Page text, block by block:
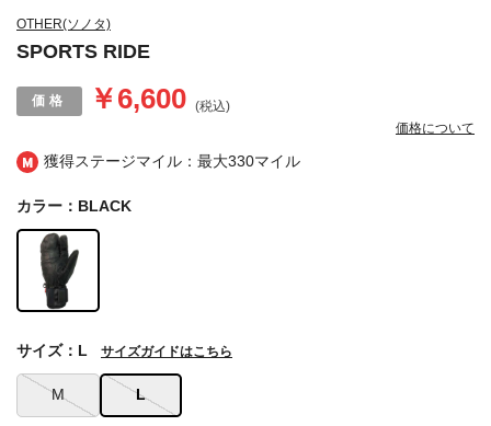
獲得ステージマイル：最大330マイル
OTHER(ソノタ)
SPORTS RIDE
￥6,600 (税込)
価格について
カラー：BLACK
M L
サイズ：L サイズガイドはこちら